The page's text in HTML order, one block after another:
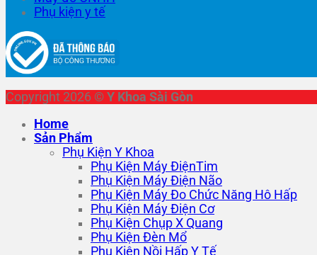
Phụ kiện y tế
Copyright 2026 © Y Khoa Sài Gòn
Home
Sản Phẩm
Phụ Kiện Y Khoa
Phụ Kiện Máy ĐiệnTim
Phụ Kiện Máy Điện Não
Phụ Kiện Máy Đo Chức Năng Hô Hấp
Phụ Kiện Máy Điện Cơ
Phụ Kiện Chụp X Quang
Phụ Kiện Đèn Mổ
Phụ Kiện Nồi Hấp Y Tế